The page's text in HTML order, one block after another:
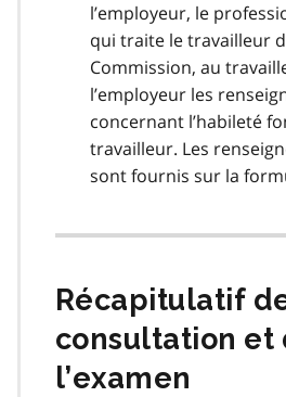
l’employeur, le
qui traite le travailleur
Commission, au
l’employeur les
concernant l’habileté
travailleur. Les
sont fournis sur la
Récapitulatif
consultation et
l’examen